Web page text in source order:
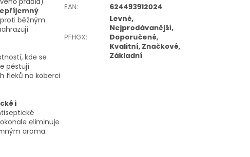
běžným
kde se
pěstují
fleků na koberci
i
eliminuje
aroma.
EAN: 624493912024
PFHGX:
Levné,
Nejprodávanější,
Doporučené,
Kvalitní, Značkové,
Základní